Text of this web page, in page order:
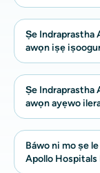
Ṣe Indraprastha
awọn iṣẹ
Ṣe Indraprastha
awọn ayẹwo
Báwo ni mo ṣe
Apollo Hospitals